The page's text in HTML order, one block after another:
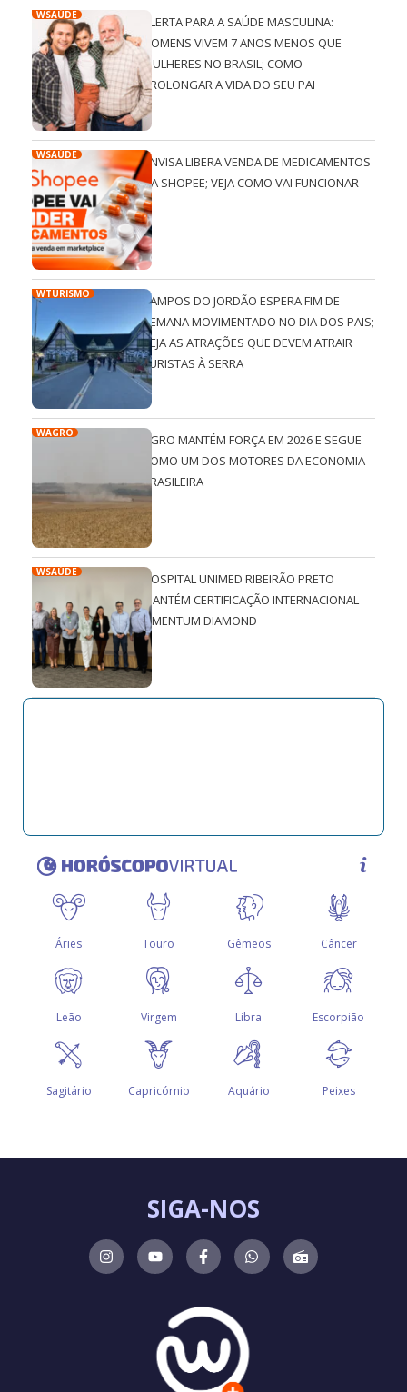
WSAÚDE
ALERTA PARA A SAÚDE MASCULINA:
HOMENS VIVEM 7 ANOS MENOS QUE
MULHERES NO BRASIL; COMO
PROLONGAR A VIDA DO SEU PAI
WSAÚDE
ANVISA LIBERA VENDA DE MEDICAMENTOS
NA SHOPEE; VEJA COMO VAI FUNCIONAR
WTURISMO
CAMPOS DO JORDÃO ESPERA FIM DE
SEMANA MOVIMENTADO NO DIA DOS PAIS;
VEJA AS ATRAÇÕES QUE DEVEM ATRAIR
TURISTAS À SERRA
WAGRO
AGRO MANTÉM FORÇA EM 2026 E SEGUE
COMO UM DOS MOTORES DA ECONOMIA
BRASILEIRA
WSAÚDE
HOSPITAL UNIMED RIBEIRÃO PRETO
MANTÉM CERTIFICAÇÃO INTERNACIONAL
QMENTUM DIAMOND
SIGA-NOS